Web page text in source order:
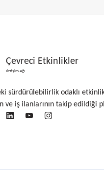
Çevreci Etkinlikler
İletişim Ağı
sürdürülebilirlik odaklı
ve iş ilanlarının takip edildiği